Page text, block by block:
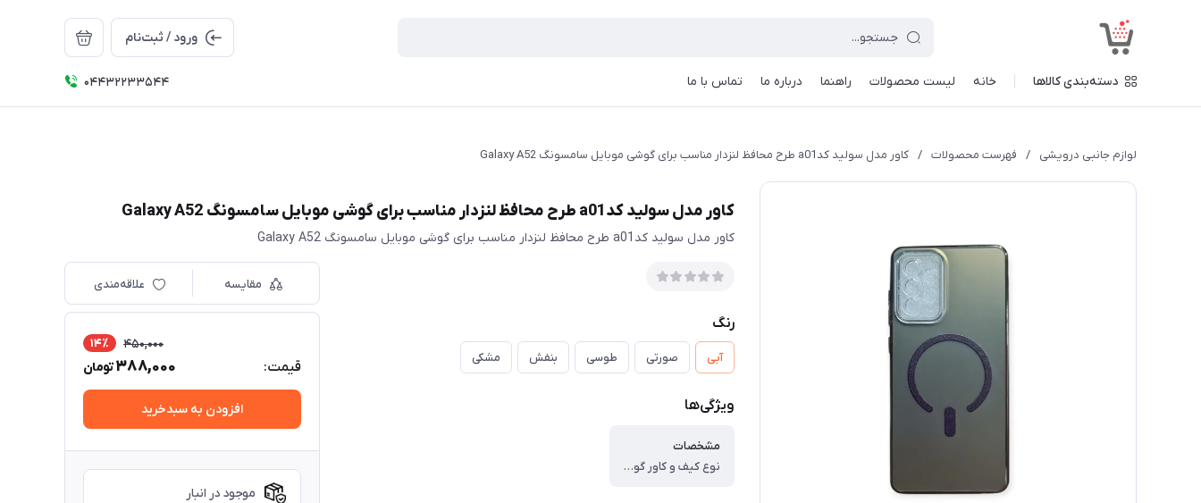
ورود / ثبت‌نام
دسته‌بندی کالاها خانه لیست محصولات راهنما درباره ما تماس با ما 04432233544
لوازم جانبی درویشی / فهرست محصولات / کاور مدل سولید کدa01 طرح محافظ لنزدار مناسب برای گوشی موبایل سامسونگ Galaxy A52
کاور مدل سولید کدa01 طرح محافظ لنزدار مناسب برای گوشی موبایل سامسونگ Galaxy A52
کاور مدل سولید کدa01 طرح محافظ لنزدار مناسب برای گوشی موبایل سامسونگ Galaxy A52
رنگ
آبی صورتی طوسی بنفش مشکی
ویژگی‌ها
مشخصات
نوع کیف و کاور گوشی ، کاور ، وزن ، ۶۰ گرم ، سازگار با گوشی موبایل ، Samsung Galaxy A۵۲ ، ساختار ، مات ، سطح پوشش ، حفاظت از دکمه‌ها ، لبه راست ، لبه چپ ، لبه پایینی ، لبه بالایی ، قاب پشتی
مقایسه علاقه‌مندی
قیمت:
450,000 14٪
388,000تومان
افزودن به سبدخرید
موجود در انبار